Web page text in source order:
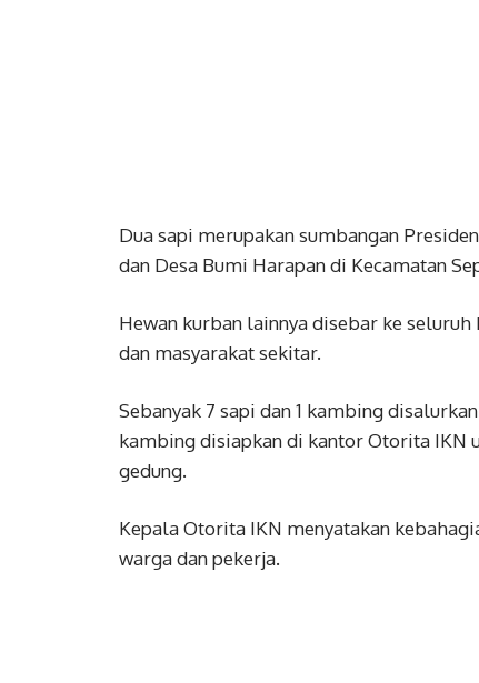
Dua sapi merupakan sumbangan
dan Desa Bumi Harapan di Kecamatan
Hewan kurban lainnya disebar ke
dan masyarakat sekitar.
Sebanyak 7 sapi dan 1 kambing
kambing disiapkan di kantor Otorita IKN
gedung.
Kepala Otorita IKN menyatakan
warga dan pekerja.